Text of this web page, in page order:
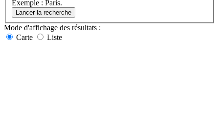
Exemple : Paris.
Lancer la recherche
Mode d'affichage des résultats :
Carte
Liste